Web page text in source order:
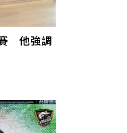
他強調